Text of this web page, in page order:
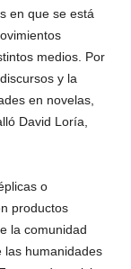
en que se está
medios. Por
y la
en novelas,
David Loría,
o
productos
la comunidad
las humanidades